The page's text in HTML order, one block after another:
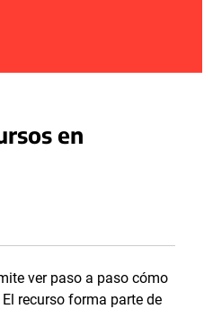
en
ver paso a paso cómo
recurso forma parte de